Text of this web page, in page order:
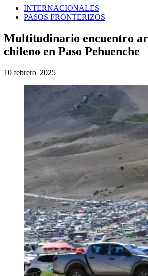
INTERNACIONALES
PASOS FRONTERIZOS
Multitudinario encuentro
chileno en Paso Pehuenche
10 febrero, 2025